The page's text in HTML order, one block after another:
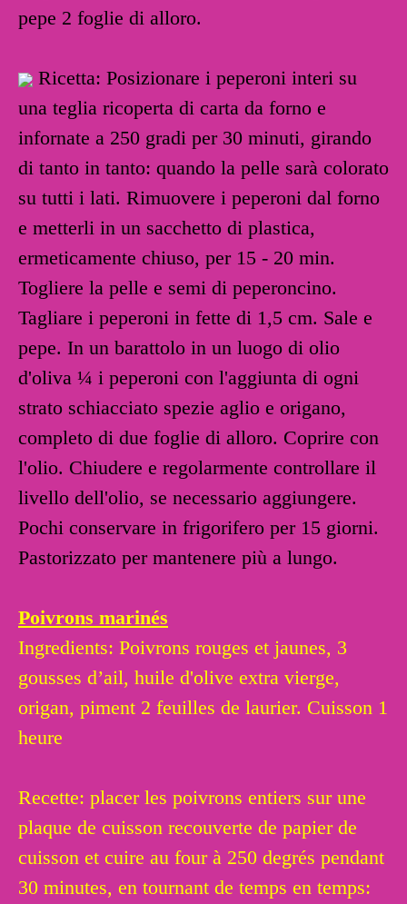
pepe 2 foglie di alloro.
Ricetta: Posizionare i peperoni interi su
una teglia ricoperta di carta da forno e
infornate a 250 gradi per 30 minuti, girando
di tanto in tanto: quando la pelle sarà colorato
su tutti i lati. Rimuovere i peperoni dal forno
e metterli in un sacchetto di plastica,
ermeticamente chiuso, per 15 - 20 min.
Togliere la pelle e semi di peperoncino.
Tagliare i peperoni in fette di 1,5 cm. Sale e
pepe. In un barattolo in un luogo di olio
d'oliva ¼ i peperoni con l'aggiunta di ogni
strato schiacciato spezie aglio e origano,
completo di due foglie di alloro. Coprire con
l'olio. Chiudere e regolarmente controllare il
livello dell'olio, se necessario aggiungere.
Pochi conservare in frigorifero per 15 giorni.
Pastorizzato per mantenere più a lungo.
Poivrons marinés
Ingredients: Poivrons rouges et jaunes, 3
gousses d’ail, huile d'olive extra vierge,
origan, piment 2 feuilles de laurier. Cuisson 1
heure
Recette: placer les poivrons entiers sur une
plaque de cuisson recouverte de papier de
cuisson et cuire au four à 250 degrés pendant
30 minutes, en tournant de temps en temps: